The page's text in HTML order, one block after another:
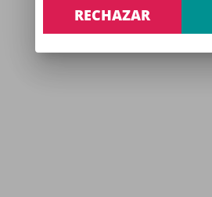
RECHAZAR